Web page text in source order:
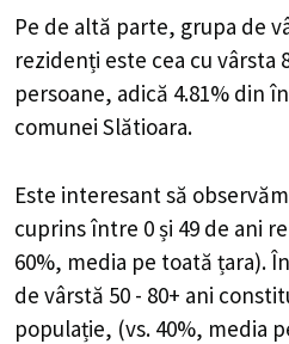
Pe de altă parte, grupa de
rezidenți este cea cu vârsta
persoane, adică 4.81% din
comunei Slătioara.
Este interesant să
cuprins între 0 și 49 de ani
60%, media pe toată țara).
de vârstă 50 - 80+ ani
populație, (vs. 40%, media